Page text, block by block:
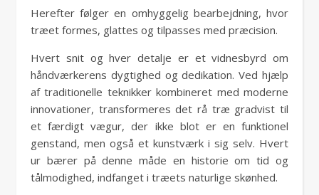
Herefter følger en omhyggelig bearbejdning, hvor
træet formes, glattes og tilpasses med præcision.
Hvert snit og hver detalje er et vidnesbyrd om
håndværkerens dygtighed og dedikation. Ved hjælp
af traditionelle teknikker kombineret med moderne
innovationer, transformeres det rå træ gradvist til
et færdigt vægur, der ikke blot er en funktionel
genstand, men også et kunstværk i sig selv. Hvert
ur bærer på denne måde en historie om tid og
tålmodighed, indfanget i træets naturlige skønhed.